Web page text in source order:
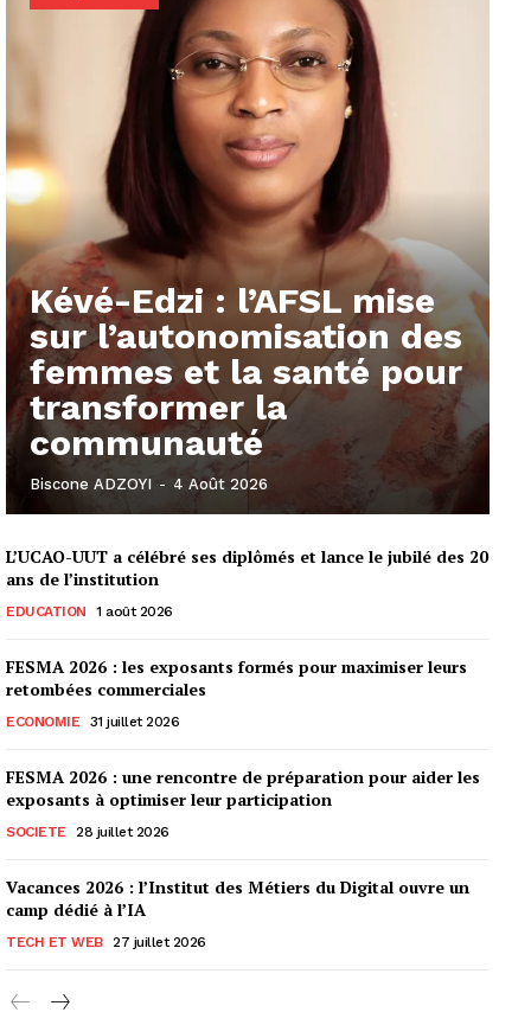
Kévé-Edzi : l’AFSL mise
sur l’autonomisation des
femmes et la santé pour
transformer la
communauté
Biscone ADZOYI - 4 Août 2026
L’UCAO-UUT a célébré ses diplômés et lance le jubilé des 20
ans de l’institution
EDUCATION 1 août 2026
FESMA 2026 : les exposants formés pour maximiser leurs
retombées commerciales
ECONOMIE 31 juillet 2026
FESMA 2026 : une rencontre de préparation pour aider les
exposants à optimiser leur participation
SOCIETE 28 juillet 2026
Vacances 2026 : l’Institut des Métiers du Digital ouvre un
camp dédié à l’IA
TECH ET WEB 27 juillet 2026